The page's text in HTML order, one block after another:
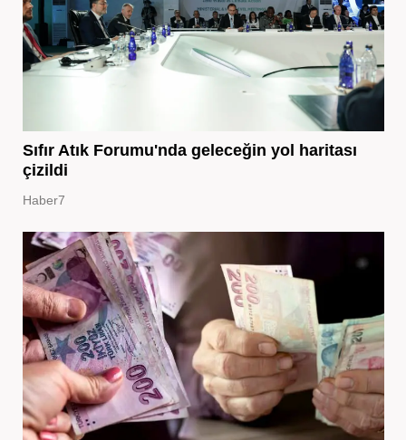
Sıfır Atık Forumu'nda geleceğin yol haritası
çizildi
Haber7